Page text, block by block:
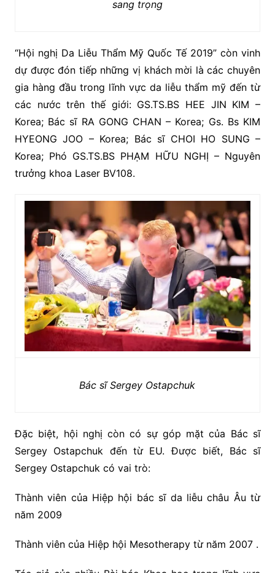
sang trọng
“Hội nghị Da Liễu Thẩm Mỹ Quốc Tế 2019” còn vinh
dự được đón tiếp những vị khách mời là các chuyên
gia hàng đầu trong lĩnh vực da liễu thẩm mỹ đến từ
các nước trên thế giới: GS.TS.BS HEE JIN KIM –
Korea; Bác sĩ RA GONG CHAN – Korea; Gs. Bs KIM
HYEONG JOO – Korea; Bác sĩ CHOI HO SUNG –
Korea; Phó GS.TS.BS PHẠM HỮU NGHỊ – Nguyên
trưởng khoa Laser BV108.
Bác sĩ Sergey Ostapchuk
Đặc biệt, hội nghị còn có sự góp mặt của Bác sĩ
Sergey Ostapchuk đến từ EU. Được biết, Bác sĩ
Sergey Ostapchuk có vai trò:
Thành viên của Hiệp hội bác sĩ da liễu châu Âu từ
năm 2009
Thành viên của Hiệp hội Mesotherapy từ năm 2007 .